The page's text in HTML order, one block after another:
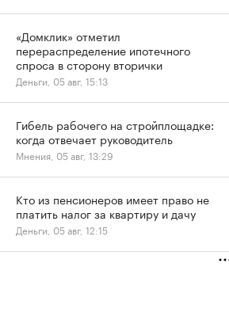
«Домклик» отметил
перераспределение ипотечного
спроса в сторону вторички
Деньги, 05 авг, 15:13
Гибель рабочего на стройплощадке:
когда отвечает руководитель
Мнения, 05 авг, 13:29
Кто из пенсионеров имеет право не
платить налог за квартиру и дачу
Деньги, 05 авг, 12:15